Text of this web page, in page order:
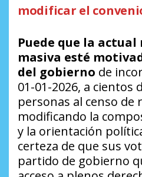
modificar el
Puede que la
masiva esté
del gobierno de
01-01-2026, a cientos
personas al censo de
modificando la
y la orientación
certeza de que sus
partido de gobierno